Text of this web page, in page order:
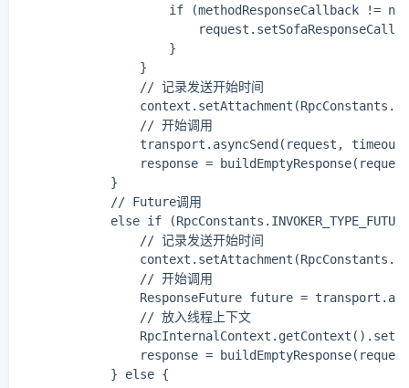
if (methodResponseCallback !=
                    }
                }
                // 记录发送开始时间
                // 开始调用
transport.asyncSend(request,
response =
            }
            // Future调用
else if
                // 记录发送开始时间
                // 开始调用
ResponseFuture future =
                // 放入线程上下文
response =
            } else {